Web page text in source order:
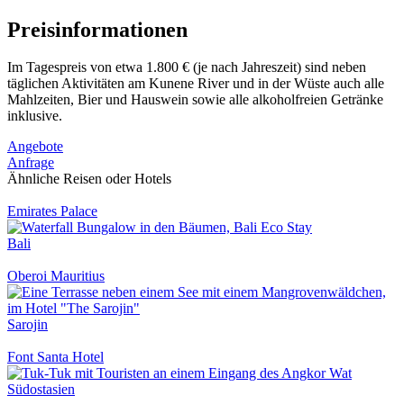
Preisinformationen
Im Tagespreis von etwa 1.800 € (je nach Jahreszeit) sind neben
täglichen Aktivitäten am Kunene River und in der Wüste auch alle
Mahlzeiten, Bier und Hauswein sowie alle alkoholfreien Getränke
inklusive.
Angebote
Anfrage
Ähnliche Reisen oder Hotels
Emirates Palace
Bali
Oberoi Mauritius
Sarojin
Font Santa Hotel
Südostasien